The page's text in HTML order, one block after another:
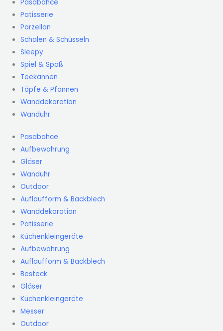
Pasabahce
Patisserie
Porzellan
Schalen & Schüsseln
Sleepy
Spiel & Spaß
Teekannen
Töpfe & Pfannen
Wanddekoration
Wanduhr
Pasabahce
Aufbewahrung
Gläser
Wanduhr
Outdoor
Auflaufform & Backblech
Wanddekoration
Patisserie
Küchenkleingeräte
Aufbewahrung
Auflaufform & Backblech
Besteck
Gläser
Küchenkleingeräte
Messer
Outdoor